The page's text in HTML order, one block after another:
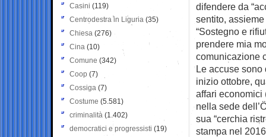
difendere da
sentito, assieme
“Sostegno e
prendere mia
comunicazione
Le accuse
inizio ottobre,
affari economici
nella sede
sua “cerchia
stampa nel
Casini (119)
Centrodestra in Liguria (35)
Chiesa (276)
Cina (10)
Comune (342)
Coop (7)
Cossiga (7)
Costume (5.581)
criminalità (1.402)
democratici e progressisti (19)